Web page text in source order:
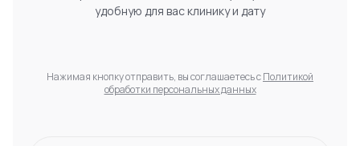
удобную для вас клинику и дату
Нажимая кнопку отправить, вы соглашаетесь сПолитикой
обработки персональных данных